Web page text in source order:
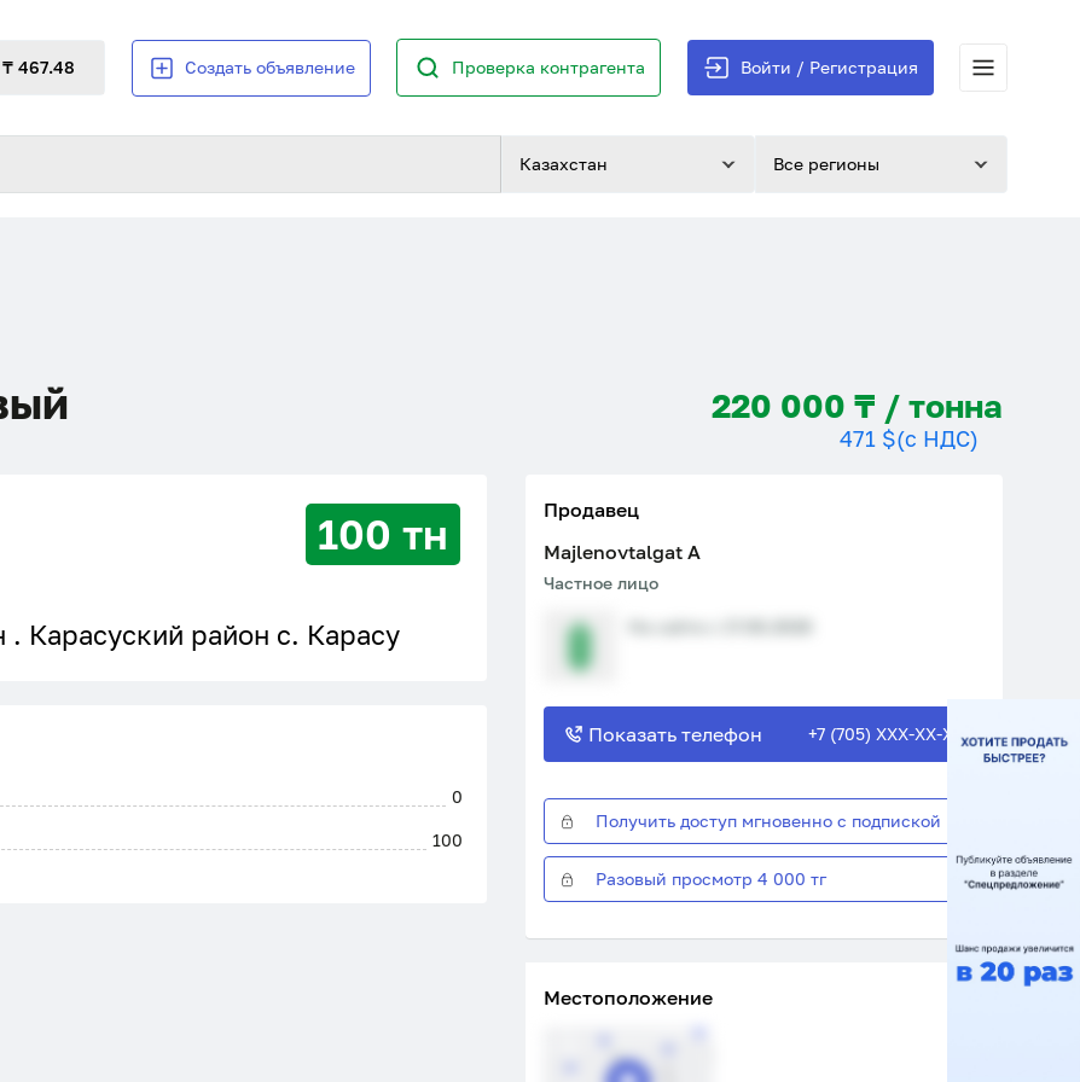
₸ 467.48 Создать объявление Проверка контрагента Войти / Регистрация
Казахстан Все регионы
220 000 ₸ / тонна
471 $(с НДС)
100 тн
Карасуский район с. Карасу
0
100
Продавец
Majlenovtalgat A
Частное лицо
Показать телефон +7 (705) XXX-XX-XX
Получить доступ мгновенно с подпиской
Разовый просмотр 4 000 тг
Местоположение